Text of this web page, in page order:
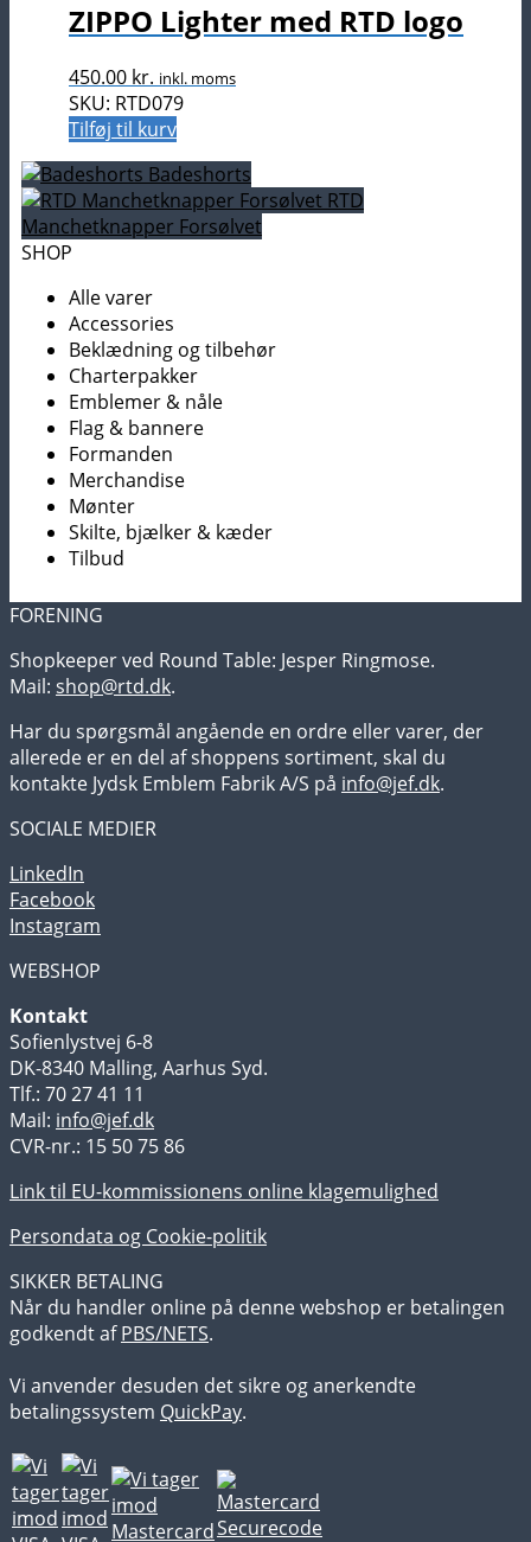
ZIPPO Lighter med RTD logo
450.00 kr. inkl. moms
SKU: RTD079
Tilføj til kurv
Badeshorts
RTD
Manchetknapper Forsølvet
SHOP
Alle varer
Accessories
Beklædning og tilbehør
Charterpakker
Emblemer & nåle
Flag & bannere
Formanden
Merchandise
Mønter
Skilte, bjælker & kæder
Tilbud
FORENING
Shopkeeper ved Round Table: Jesper Ringmose.
Mail: shop@rtd.dk.
Har du spørgsmål angående en ordre eller varer, der
allerede er en del af shoppens sortiment, skal du
kontakte Jydsk Emblem Fabrik A/S på info@jef.dk.
SOCIALE MEDIER
LinkedIn
Facebook
Instagram
WEBSHOP
Kontakt
Sofienlystvej 6-8
DK-8340 Malling, Aarhus Syd.
Tlf.: 70 27 41 11
Mail: info@jef.dk
CVR-nr.: 15 50 75 86
Link til EU-kommissionens online klagemulighed
Persondata og Cookie-politik
SIKKER BETALING
Når du handler online på denne webshop er betalingen
godkendt afPBS/NETS.
Vi anvender desuden det sikre og anerkendte
betalingssystem QuickPay.